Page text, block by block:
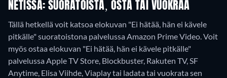
NETISSÄ: SUORATOISTA, OSTA TAI VUOKRAA
Tällä hetkellä voit katsoa elokuvan "Ei hätää, hän ei kävele
pitkälle" suoratoistona palvelussa Amazon Prime Video. Voit
myös ostaa elokuvan "Ei hätää, hän ei kävele pitkälle"
palvelussa Apple TV Store, Blockbuster, Rakuten TV, SF
Anytime, Elisa Viihde, Viaplay tai ladata tai vuokrata sen